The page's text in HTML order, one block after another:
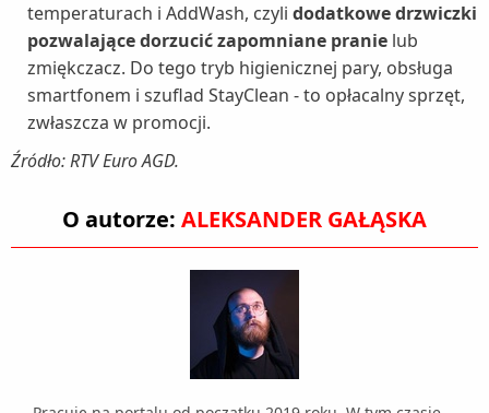
temperaturach i AddWash, czyli dodatkowe drzwiczki
pozwalające dorzucić zapomniane pranie lub
zmiękczacz. Do tego tryb higienicznej pary, obsługa
smartfonem i szuflad StayClean - to opłacalny sprzęt,
zwłaszcza w promocji.
Źródło: RTV Euro AGD.
O autorze: ALEKSANDER GAŁĄSKA